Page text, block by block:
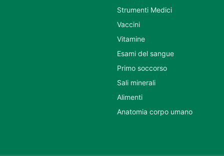
Strumenti Medici
Vaccini
Vitamine
Esami del sangue
Primo soccorso
Sali minerali
Alimenti
Anatomia corpo umano